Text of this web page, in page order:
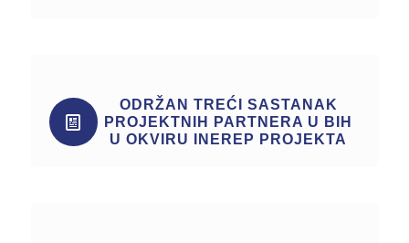
ODRŽAN TREĆI SASTANAK
PROJEKTNIH PARTNERA U BIH
U OKVIRU INEREP PROJEKTA